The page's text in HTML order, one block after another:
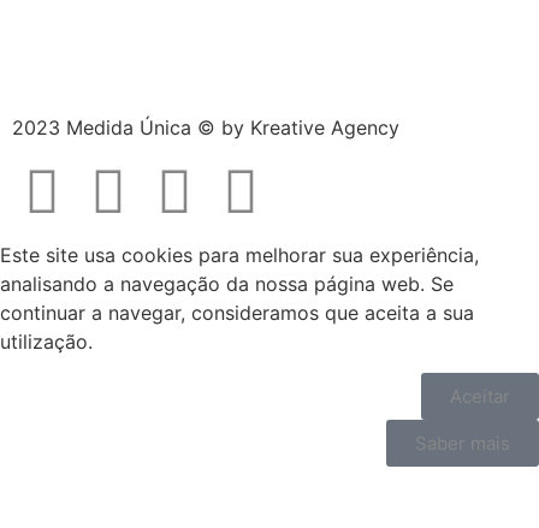
2023 Medida Única © by Kreative Agency
Este site usa cookies para melhorar sua experiência,
analisando a navegação da nossa página web. Se
continuar a navegar, consideramos que aceita a sua
utilização.
Aceitar
Saber mais